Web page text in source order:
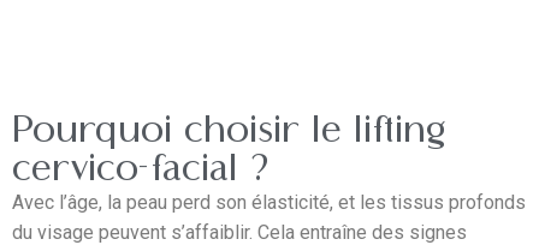
Pourquoi choisir le lifting
cervico-facial ?
Avec l’âge, la peau perd son élasticité, et les tissus profonds
du visage peuvent s’affaiblir. Cela entraîne des signes